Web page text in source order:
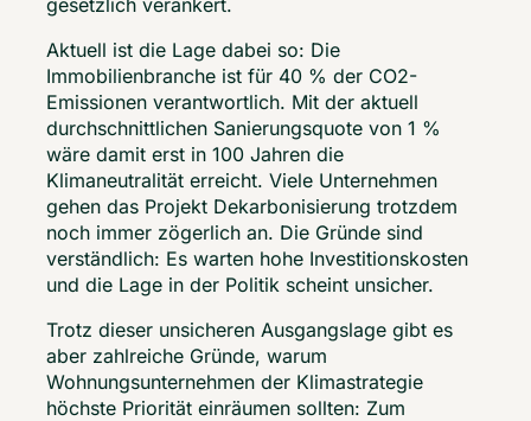
gesetzlich verankert.
Aktuell ist die Lage dabei so: Die
Immobilienbranche ist für 40 % der CO2-
Emissionen verantwortlich. Mit der aktuell
durchschnittlichen Sanierungsquote von 1 %
wäre damit erst in 100 Jahren die
Klimaneutralität erreicht. Viele Unternehmen
gehen das Projekt Dekarbonisierung trotzdem
noch immer zögerlich an. Die Gründe sind
verständlich: Es warten hohe Investitionskosten
und die Lage in der Politik scheint unsicher.
Trotz dieser unsicheren Ausgangslage gibt es
aber zahlreiche Gründe, warum
Wohnungsunternehmen der Klimastrategie
höchste Priorität einräumen sollten: Zum